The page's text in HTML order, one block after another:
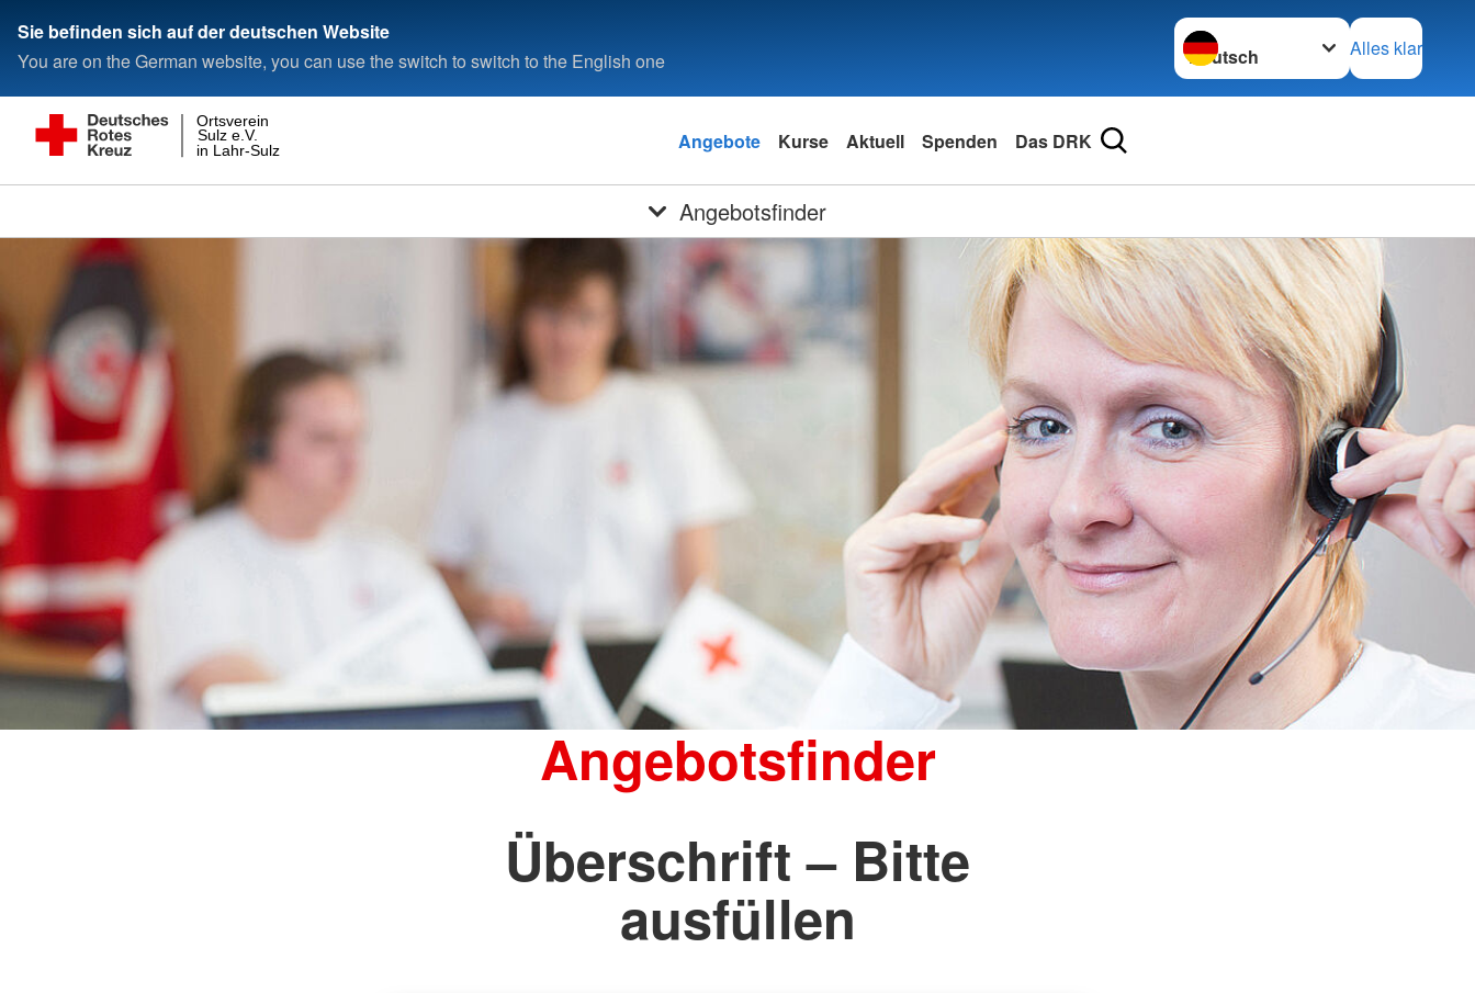
Sie befinden sich auf der deutschen Website
You are on the German website, you can use the switch to switch to the English one
Sprache wechseln zu
Alles klar
in Lahr-Sulz
Sulz e.V.
Ortsverein
Angebote Kurse Aktuell Spenden Das DRK
Angebotsfinder
Angebotsfinder
Überschrift – Bitte
ausfüllen